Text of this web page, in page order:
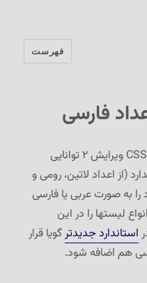
فهرست
فارسی
تگ ol (لیست مرتب) در html در CSS ویرایش ۲ توانایی
(از اعداد لاتین، رومی و
را به صورت عربی یا فارسی
لیستها را در این
استاندارد جدیدترگویا قرار
هم اضافه شود.